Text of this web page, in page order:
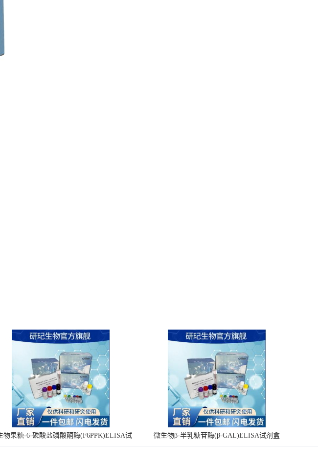
物果糖-6-磷酸盐磷酸酮酶(F6PPK)ELISA试
微生物β-半乳糖苷酶(β-GAL)ELISA试剂盒